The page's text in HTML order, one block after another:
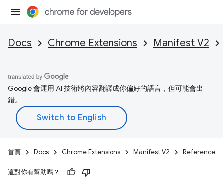
Docs Chrome Extensions Manifest V2
Google 會運用 AI 技術將內容翻譯成你偏好的語言，但可能會出
錯。
首頁 Docs Chrome Extensions Manifest V2 Reference
這對你有幫助嗎？